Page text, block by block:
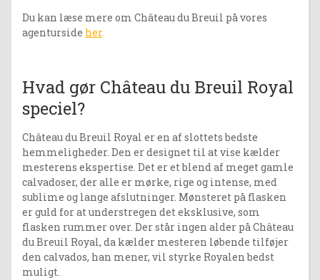
Du kan læse mere om Château du Breuil på vores
agenturside her.
Hvad gør Château du Breuil Royal
speciel?
Château du Breuil Royal er en af slottets bedste
hemmeligheder. Den er designet til at vise kælder
mesterens ekspertise. Det er et blend af meget gamle
calvadoser, der alle er mørke, rige og intense, med
sublime og lange afslutninger. Mønsteret på flasken
er guld for at understregen det eksklusive, som
flasken rummer over. Der står ingen alder på Château
du Breuil Royal, da kælder mesteren løbende tilføjer
den calvados, han mener, vil styrke Royalen bedst
muligt.